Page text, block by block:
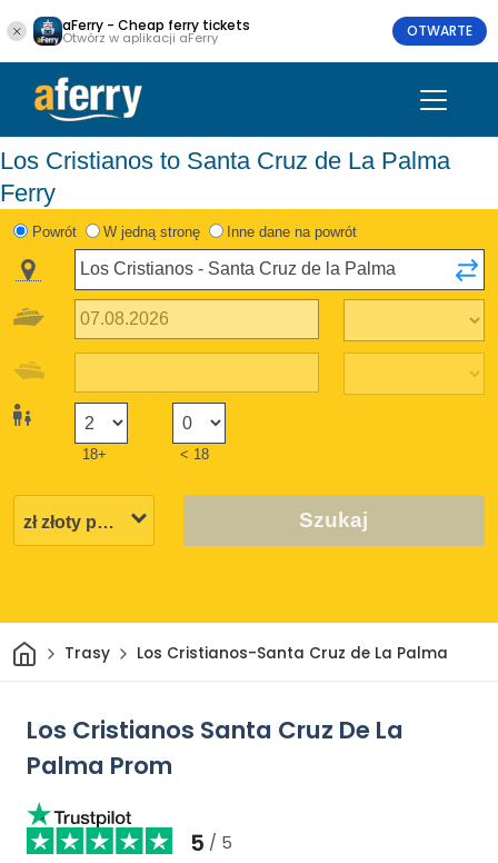
aFerry - Cheap ferry tickets
Otwórz w aplikacji aFerry OTWARTE
Los Cristianos to Santa Cruz de La Palma
Ferry
Powrót W jedną stronę Inne dane na powrót
18+ < 18
Szukaj
DomTrasy Los Cristianos-Santa Cruz de La Palma
Los Cristianos Santa Cruz De La
Palma Prom
5 / 5